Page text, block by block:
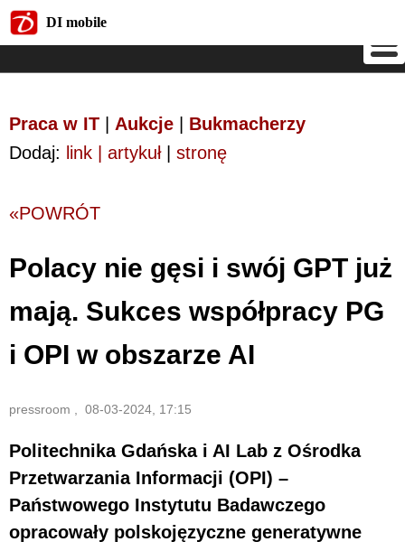
DI mobile
Praca w IT Aukcje
Bukmacherzy
Dodaj: link | artykuł| stronę
«POWRÓT
Polacy nie gęsi i swój GPT już
mają. Sukces współpracy PG
i OPI w obszarze AI
pressroom , 08-03-2024, 17:15
Politechnika Gdańska i AI Lab z Ośrodka
Przetwarzania Informacji (OPI) –
Państwowego Instytutu Badawczego
opracowały polskojęzyczne generatywne
DI mobile